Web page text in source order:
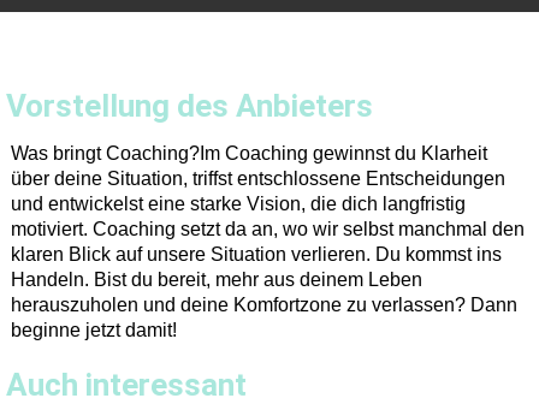
Vorstellung des Anbieters
Was bringt Coaching?Im Coaching gewinnst du Klarheit
über deine Situation, triffst entschlossene Entscheidungen
und entwickelst eine starke Vision, die dich langfristig
motiviert. Coaching setzt da an, wo wir selbst manchmal den
klaren Blick auf unsere Situation verlieren. Du kommst ins
Handeln. Bist du bereit, mehr aus deinem Leben
herauszuholen und deine Komfortzone zu verlassen? Dann
beginne jetzt damit!
Auch interessant